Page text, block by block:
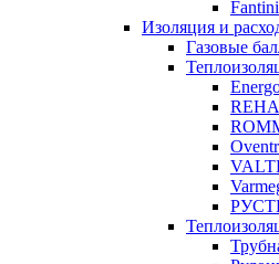
Изоляция и
Газовые